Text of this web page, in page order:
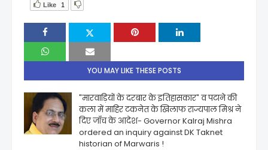
Like 1
YOU MAY LIKE THESE POSTS
"मारवाड़ियों के दरबार के इतिहासकार" व पटाने की
कला में माहिर टकनेत के खिलाफ राज्यपाल मिश्र ने
दिए जाँच के आदेश- Governor Kalraj Mishra
ordered an inquiry against DK Taknet
historian of Marwaris !